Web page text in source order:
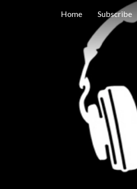
Home Subscribe